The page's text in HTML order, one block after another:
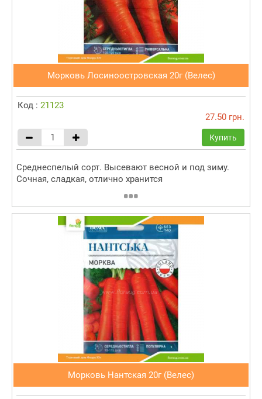
Морковь Лосиноостровская 20г (Велес)
Код : 21123
27.50 грн.
Купить
Среднеспелый сорт. Высевают весной и под зиму.
Сочная, сладкая, отлично хранится
Морковь Нантская 20г (Велес)